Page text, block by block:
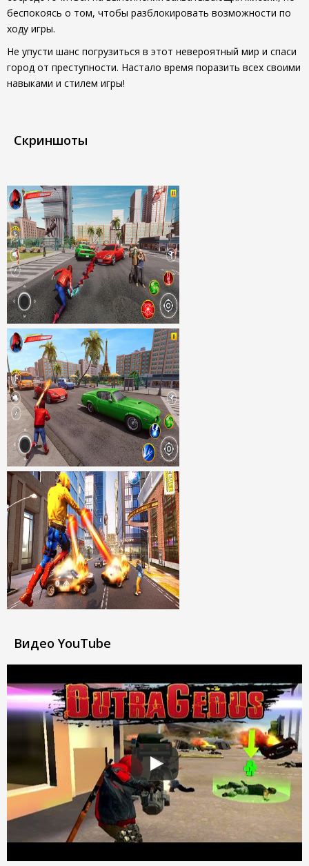
беспокоясь о том, чтобы разблокировать возможности по
ходу игры.
Не упусти шанс погрузиться в этот невероятный мир и спаси
город от преступности. Настало время поразить всех своими
навыками и стилем игры!
Скриншоты
Видео YouTube